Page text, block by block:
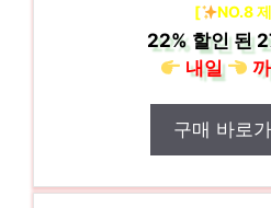
[ NO.8
22%할인 된
내일
구매 바로